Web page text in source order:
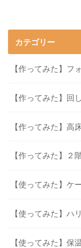
カテゴリー
【作ってみた】フ
【作ってみた】回
【作ってみた】高
【作ってみた】２
【使ってみた】ケ
【使ってみた】ハ
【使ってみた】保